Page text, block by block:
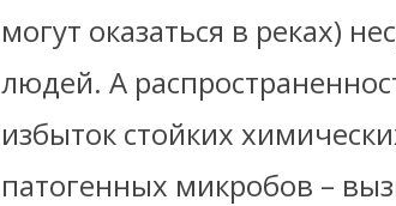
могут оказаться в реках)
людей. А
избыток стойких
патогенных микробов –